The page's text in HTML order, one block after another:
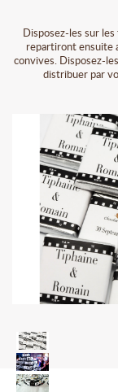
Disposez-les sur
repartiront ensuite
convives. Disposez-
distribuer par